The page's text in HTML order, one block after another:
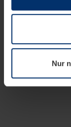
wenn diese für
notwendig sind.
wir Ihre
widerrufen.
Nur